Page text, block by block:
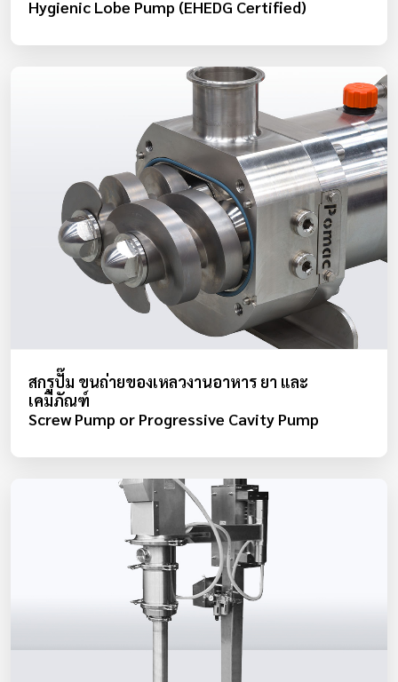
Hygienic Lobe Pump (EHEDG Certified)
สกรูปั๊ม ขนถ่ายของเหลวงานอาหาร ยา และ
เคมีภัณฑ์
Screw Pump or Progressive Cavity Pump